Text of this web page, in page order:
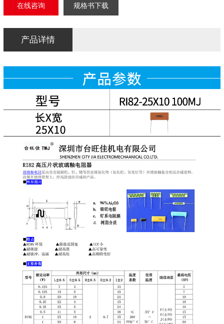
在线咨询 规格书下载
产品详情